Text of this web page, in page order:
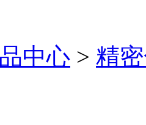
中心 > 精